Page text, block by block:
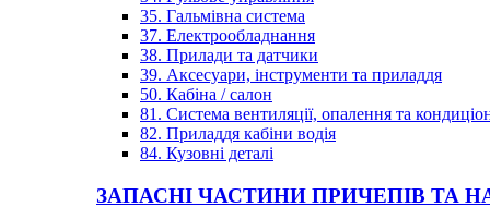
35. Гальмівна система
37. Електрообладнання
38. Прилади та датчики
39. Аксесуари, інструменти та приладдя
50. Кабіна / салон
81. Система вентиляції, опалення та
82. Приладдя кабіни водія
84. Кузовні деталі
ЗАПАСНІ ЧАСТИНИ ПРИЧЕПІВ ТА